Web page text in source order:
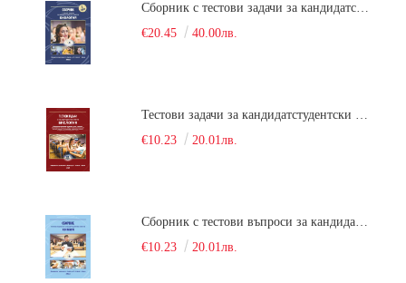
€20.45
40.00лв.
€10.23
20.01лв.
€10.23
20.01лв.